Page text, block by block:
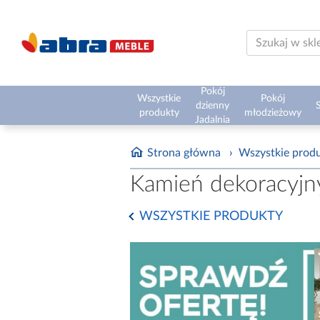
Wszystkie
produkty
Pokój
dzienny
Jadalnia
Pokój
młodzieżowy
Strona główna › Wszystkie
Kamień
WSZYSTKIE PRODUKTY